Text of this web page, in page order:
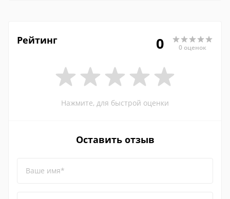
Рейтинг 0 0 оценок
Нажмите, для быстрой оценки
Оставить отзыв
Ваше имя*